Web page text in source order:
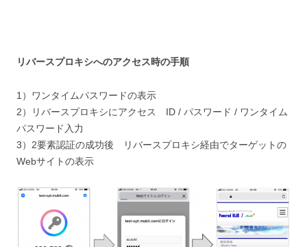
リバースプロキシへのアクセス時の手順
1）ワンタイムパスワードの表示
2）リバースプロキシにアクセス ID / パスワード / ワンタイム
パスワード入力
3）2要素認証の成功後 リバースプロキシ経由でターゲットの
Webサイトの表示